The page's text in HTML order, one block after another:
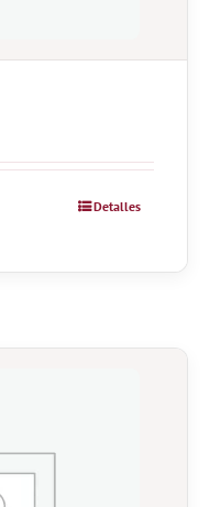
Detalles